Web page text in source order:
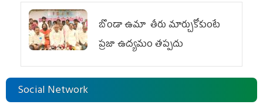
బొండా ఉమా తీరు మార్చుకోకుంటే
ప్రజా ఉద్యమం తప్పదు
Social Network